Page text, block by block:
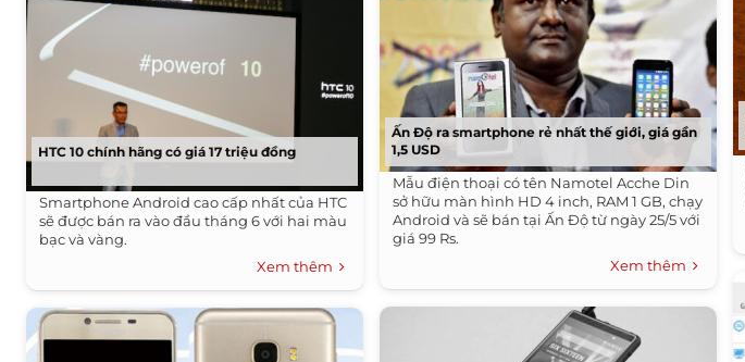
HTC 10 chính hãng có giá 17 triệu đồng
Smartphone Android cao cấp nhất của HTC
sẽ được bán ra vào đầu tháng 6 với hai màu
bạc và vàng.
Xem thêm
Ấn Độ ra smartphone rẻ nhất thế giới, giá gần
1,5 USD
Mẫu điện thoại có tên Namotel Acche Din
sở hữu màn hình HD 4 inch, RAM 1 GB, chạy
Android và sẽ bán tại Ấn Độ từ ngày 25/5 với
giá 99 Rs.
Xem thêm